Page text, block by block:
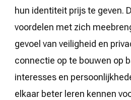
hun identiteit prijs te geven.
voordelen met zich
gevoel van veiligheid en
connectie op te bouwen op
interesses en
elkaar beter leren kennen